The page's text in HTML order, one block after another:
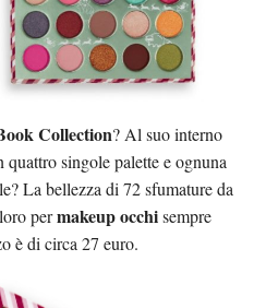
Collection? Al suo interno
singole palette e ognuna
La bellezza di 72 sfumature da
permakeup occhisempre
è di circa 27 euro.